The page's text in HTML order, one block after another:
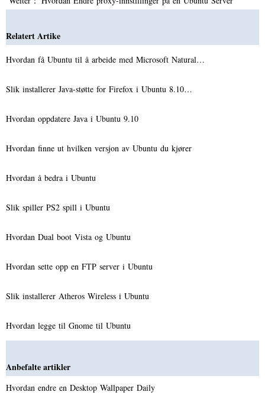
Relatert Artike
Hvordan få Ubuntu til å arbeide med Microsoft Natural…
Slik installerer Java-støtte for Firefox i Ubuntu 8.10…
Hvordan oppdatere Java i Ubuntu 9.10
Hvordan finne ut hvilken versjon av Ubuntu du kjører
Hvordan å bedra i Ubuntu
Slik spiller PS2 spill i Ubuntu
Hvordan Dual boot Vista og Ubuntu
Hvordan sette opp en FTP server i Ubuntu
Slik installerer Atheros Wireless i Ubuntu
Hvordan legge til Gnome til Ubuntu
Anbefalte artikler
Hvordan endre en Desktop Wallpaper Daily